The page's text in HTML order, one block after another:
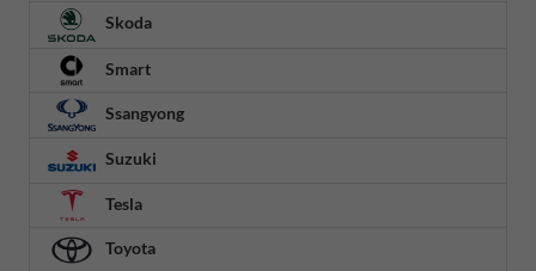
Skoda
Smart
Ssangyong
Suzuki
Tesla
Toyota